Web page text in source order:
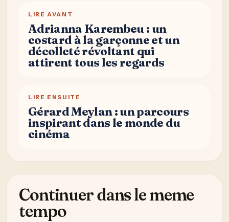
LIRE AVANT
Adrianna Karembeu : un
costard à la garçonne et un
décolleté révoltant qui
attirent tous les regards
LIRE ENSUITE
Gérard Meylan : un parcours
inspirant dans le monde du
cinéma
Continuer dans le meme
tempo